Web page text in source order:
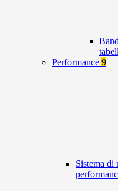
Performance 9
Sistema di